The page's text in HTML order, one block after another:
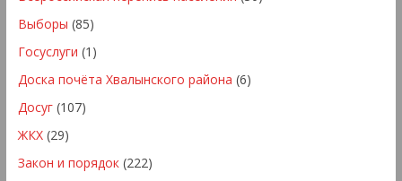
Выборы (85)
Госуслуги (1)
Доска почёта Хвалынского района (6)
Досуг(107)
ЖКХ(29)
Закон и порядок(222)